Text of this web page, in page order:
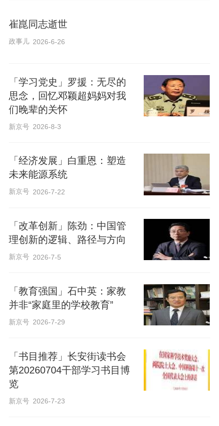
崔崑同志逝世
政事儿 2026-6-26
「学习党史」罗援：无尽的
思念，回忆邓颖超妈妈对我
们晚辈的关怀
新京号 2026-8-3
「经济发展」白重恩：塑造
未来能源系统
新京号 2026-7-22
「改革创新」陈劲：中国管
理创新的逻辑、路径与方向
新京号 2026-7-5
「教育强国」石中英：家教
并非“家庭里的学校教育”
新京号 2026-7-29
「书目推荐」长安街读书会
第20260704干部学习书目博
览
新京号 2026-7-23